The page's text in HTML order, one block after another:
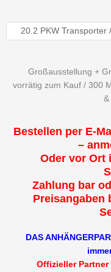
Großausstellung +
vorrätig zum Kauf / 300
&
Bestellen per E-
–
Oder vor Ort
Zahlung bar
Preisangaben
DAS
Offizieller